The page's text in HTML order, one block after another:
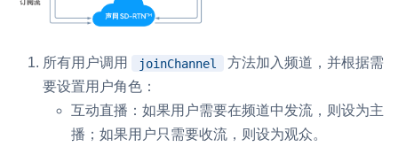
微呼叫 NEW
Status Page
集中展示声网主要产品及服务的综合服务质量及可用性信息
所有用户调用 joinChannel
方法加入频道，并根据需
要设置用户角色：
互动直播：如果用户需要在频道中发流，则设为主
播；如果用户只需要收流，则设为观众。